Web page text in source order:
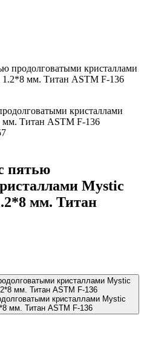
продолговатыми кристаллами
1.2*8 мм. Титан ASTM F-136
пятью
Mystic
мм. Титан
кристаллами Mystic
мм. Титан ASTM F-136